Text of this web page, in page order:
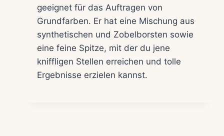
geeignet für das Auftragen von
Grundfarben. Er hat eine Mischung aus
synthetischen und Zobelborsten sowie
eine feine Spitze, mit der du jene
kniffligen Stellen erreichen und tolle
Ergebnisse erzielen kannst.